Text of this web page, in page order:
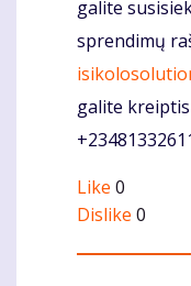
galite
sprendimų
galite
Like 0
Dislike 0